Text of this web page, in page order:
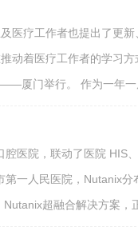
医疗工作者也提出了更
动着医疗工作者的学习
——厦门举行。 作为一年一
医院，联动了医院 HIS、
一人民医院，Nutanix分
超融合解决方案，